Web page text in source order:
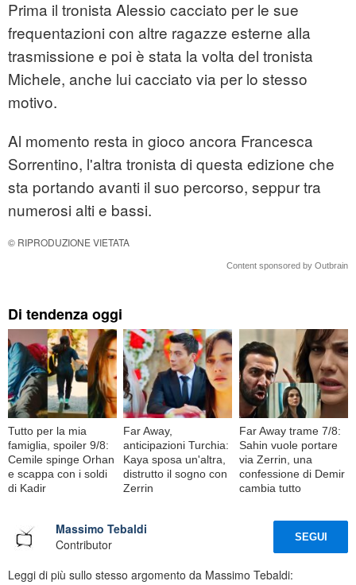
Prima il tronista Alessio cacciato per le sue
frequentazioni con altre ragazze esterne alla
trasmissione e poi è stata la volta del tronista
Michele, anche lui cacciato via per lo stesso
motivo.
Al momento resta in gioco ancora Francesca
Sorrentino, l'altra tronista di questa edizione che
sta portando avanti il suo percorso, seppur tra
numerosi alti e bassi.
© RIPRODUZIONE VIETATA
Content sponsored by Outbrain
Di tendenza oggi
Tutto per la mia
famiglia, spoiler 9/8:
Cemile spinge Orhan
e scappa con i soldi
di Kadir
Far Away,
anticipazioni Turchia:
Kaya sposa un'altra,
distrutto il sogno con
Zerrin
Far Away trame 7/8:
Sahin vuole portare
via Zerrin, una
confessione di Demir
cambia tutto
Massimo Tebaldi
Contributor
SEGUI
Leggi di più sullo stesso argomento da Massimo Tebaldi: